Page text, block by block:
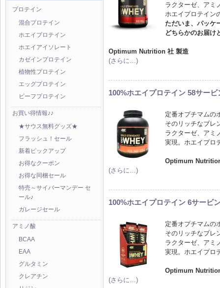
プロテイン
混合プロテイン
ホエイプロテイン
ホエイアイソレート
カゼインプロテイン
植物性プロテイン
エッグプロテイン
ビーフプロテイン
お買い得情報♪♪
★サウス無料グッズ★
フラッシュ！セール
新着ピックアップ
お得なクーポン
お得な同梱セール
特売～サイバーマンデー セ
ール♪
ガレージセール
アミノ酸
BCAA
EAA
グルタミン
クレアチン
ラクターゼ、アミ
ホエイプロテイン
ただいま、パッケ
どちらかのお届け
Optimum Nutrition 社 製造
(さらに…)
100%ホエイプロテイン 58サービ
定番オプチマムの
そのリッチなブレ
ラクターゼ、アミ
実現。ホエイプロ
Optimum
(さらに…)
100%ホエイプロテイン 6サービ
定番オプチマムの
そのリッチなブレ
ラクターゼ、アミ
実現。ホエイプロ
Optimum
(さらに…)